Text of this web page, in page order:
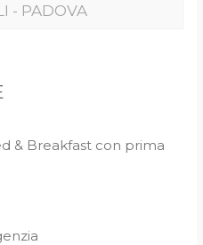
- PADOVA
& Breakfast con prima